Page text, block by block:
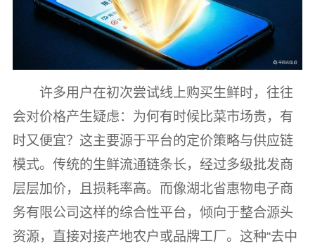
许多用户在初次尝试线上购买生鲜时，往往
会对价格产生疑虑：为何有时候比菜市场贵，有
时又便宜？这主要源于平台的定价策略与供应链
模式。传统的生鲜流通链条长，经过多级批发商
层层加价，且损耗率高。而像湖北省惠物电子商
务有限公司这样的综合性平台，倾向于整合源头
资源，直接对接产地农户或品牌工厂。这种“去中